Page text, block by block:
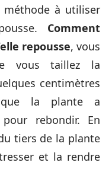
méthode à utiliser
Comment
repousse, vous
vous taillez la
centimètres
la plante a
rebondir. En
tiers de la plante
et la rendre